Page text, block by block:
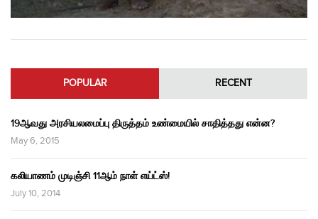
POPULAR RECENT
19ஆவது அரசியலமைப்பு திருத்தம் உண்மையில் சாதித்தது என்ன?
May 6, 2015
கலியாணம் முடிஞ்சி 11ஆம் நாள் எய்ட்ஸ்!
July 10, 2014